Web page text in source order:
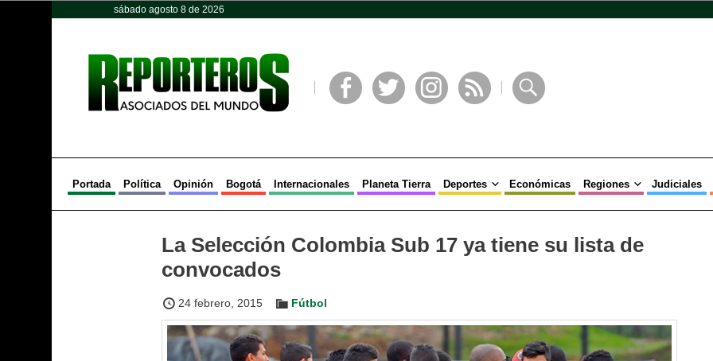
sábado agosto 8 de 2026
Portada Política Opinión Bogotá Internacionales Planeta Tierra Deportes Económicas Regiones Judiciales
La Selección Colombia Sub 17 ya tiene su lista de
convocados
24 febrero, 2015 Fútbol
Opinión Política